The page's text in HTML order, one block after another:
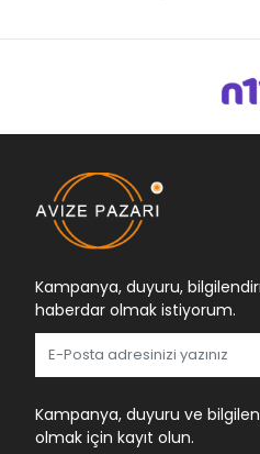
Kampanya, duyuru,
haberdar olmak istiyorum.
Kampanya, duyuru ve
olmak için kayıt olun.